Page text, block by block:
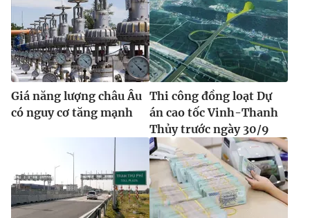
Giá năng lượng châu Âu
có nguy cơ tăng mạnh
Thi công đồng loạt Dự
án cao tốc Vinh-Thanh
Thủy trước ngày 30/9